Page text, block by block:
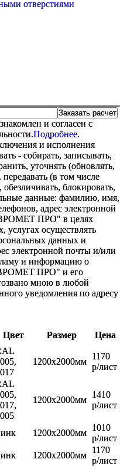
отверстиями
и согласен с
Подробнее.
и исполнения
- собирать, записывать,
уточнять (обновлять,
передавать (в том числе
блокировать,
данные: фамилию, имя,
адрес электронной
ПРО" в целях
услугах осуществлять
данных и
электронной почты и/или
и информацию о
ПРО" и его
мною в любой
уведомления по адресу
Цвет Размер Цена
1200х2000мм
1170
р/лист
1200х2000мм
1410
р/лист
1200х2000мм
1010
р/лист
1200х2000мм
1170
р/лист